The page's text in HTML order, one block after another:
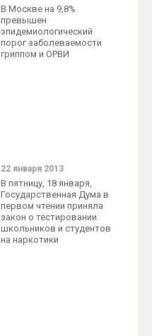
В Москве на 9,8%
превышен
эпидемиологический
порог заболеваемости
гриппом и ОРВИ
22 января 2013
В пятницу, 18 января,
Государственная Дума в
первом чтении приняла
закон о тестировании
школьников и студентов
на наркотики